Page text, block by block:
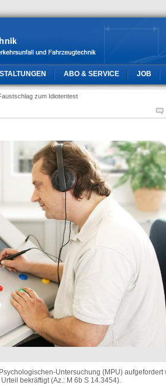
ABO & SERVICE JOB
zum Idiotentest
Untersuchung (MPU) aufgefordert
bekräftigt (Az.: M 6b S 14.3454).